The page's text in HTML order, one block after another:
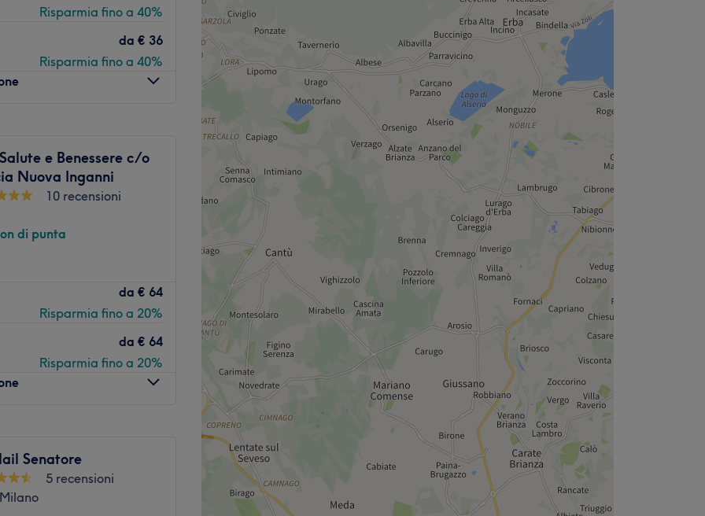
esperienza pluriennale
Vai al salone
Risparmia fino a 40%
da € 36
Risparmia fino a 40%
il mercoledi. Per tutti
e affitta uno studio
della palestra
anche a fruitori
a proprio agio e
gentilezza e
e Benessere c/o
Nuova Inganni
10 recensioni
di punta
da € 64
Risparmia fino a 20%
da € 64
Risparmia fino a 20%
Senatore
5 recensioni